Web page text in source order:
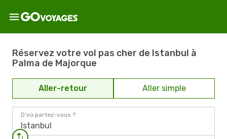
Réservez votre vol pas cher de Istanbul à
Palma de Majorque
Aller-retour Aller simple
D'où partez-vous ?
Istanbul